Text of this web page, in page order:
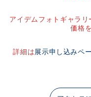
アイデムフォトギャラ
価格
詳細は展示申し込みペ